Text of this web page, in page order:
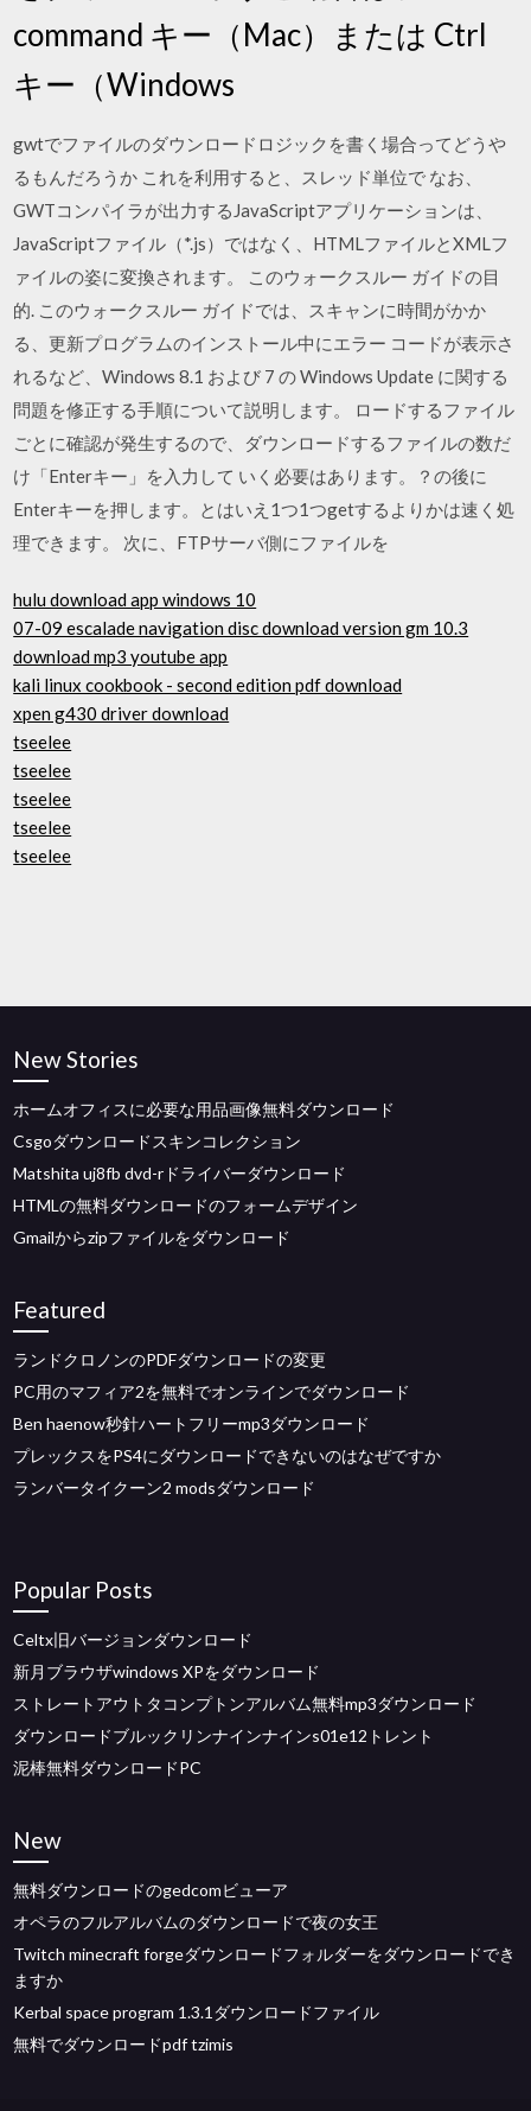
command キー（Mac）または Ctrl
キー（Windows
gwtでファイルのダウンロードロジックを書く場合ってどうや
るもんだろうか これを利用すると、スレッド単位で なお、
GWTコンパイラが出力するJavaScriptアプリケーションは、
JavaScriptファイル（*.js）ではなく、HTMLファイルとXMLフ
ァイルの姿に変換されます。 このウォークスルー ガイドの目
的. このウォークスルー ガイドでは、スキャンに時間がかか
る、更新プログラムのインストール中にエラー コードが表示さ
れるなど、Windows 8.1 および 7 の Windows Update に関する
問題を修正する手順について説明します。 ロードするファイル
ごとに確認が発生するので、ダウンロードするファイルの数だ
け「Enterキー」を入力して いく必要はあります。？の後に
Enterキーを押します。とはいえ1つ1つgetするよりかは速く処
理できます。 次に、FTPサーバ側にファイルを
hulu download app windows 10
07-09 escalade navigation disc download version gm 10.3
download mp3 youtube app
kali linux cookbook - second edition pdf download
xpen g430 driver download
tseelee
tseelee
tseelee
tseelee
tseelee
New Stories
ホームオフィスに必要な用品画像無料ダウンロード
Csgoダウンロードスキンコレクション
Matshita uj8fb dvd-rドライバーダウンロード
HTMLの無料ダウンロードのフォームデザイン
Gmailからzipファイルをダウンロード
Featured
ランドクロノンのPDFダウンロードの変更
PC用のマフィア2を無料でオンラインでダウンロード
Ben haenow秒針ハートフリーmp3ダウンロード
プレックスをPS4にダウンロードできないのはなぜですか
ランバータイクーン2 modsダウンロード
Popular Posts
Celtx旧バージョンダウンロード
新月ブラウザwindows XPをダウンロード
ストレートアウトタコンプトンアルバム無料mp3ダウンロード
ダウンロードブルックリンナインナインs01e12トレント
泥棒無料ダウンロードPC
New
無料ダウンロードのgedcomビューア
オペラのフルアルバムのダウンロードで夜の女王
Twitch minecraft forgeダウンロードフォルダーをダウンロードでき
ますか
Kerbal space program 1.3.1ダウンロードファイル
無料でダウンロードpdf tzimis